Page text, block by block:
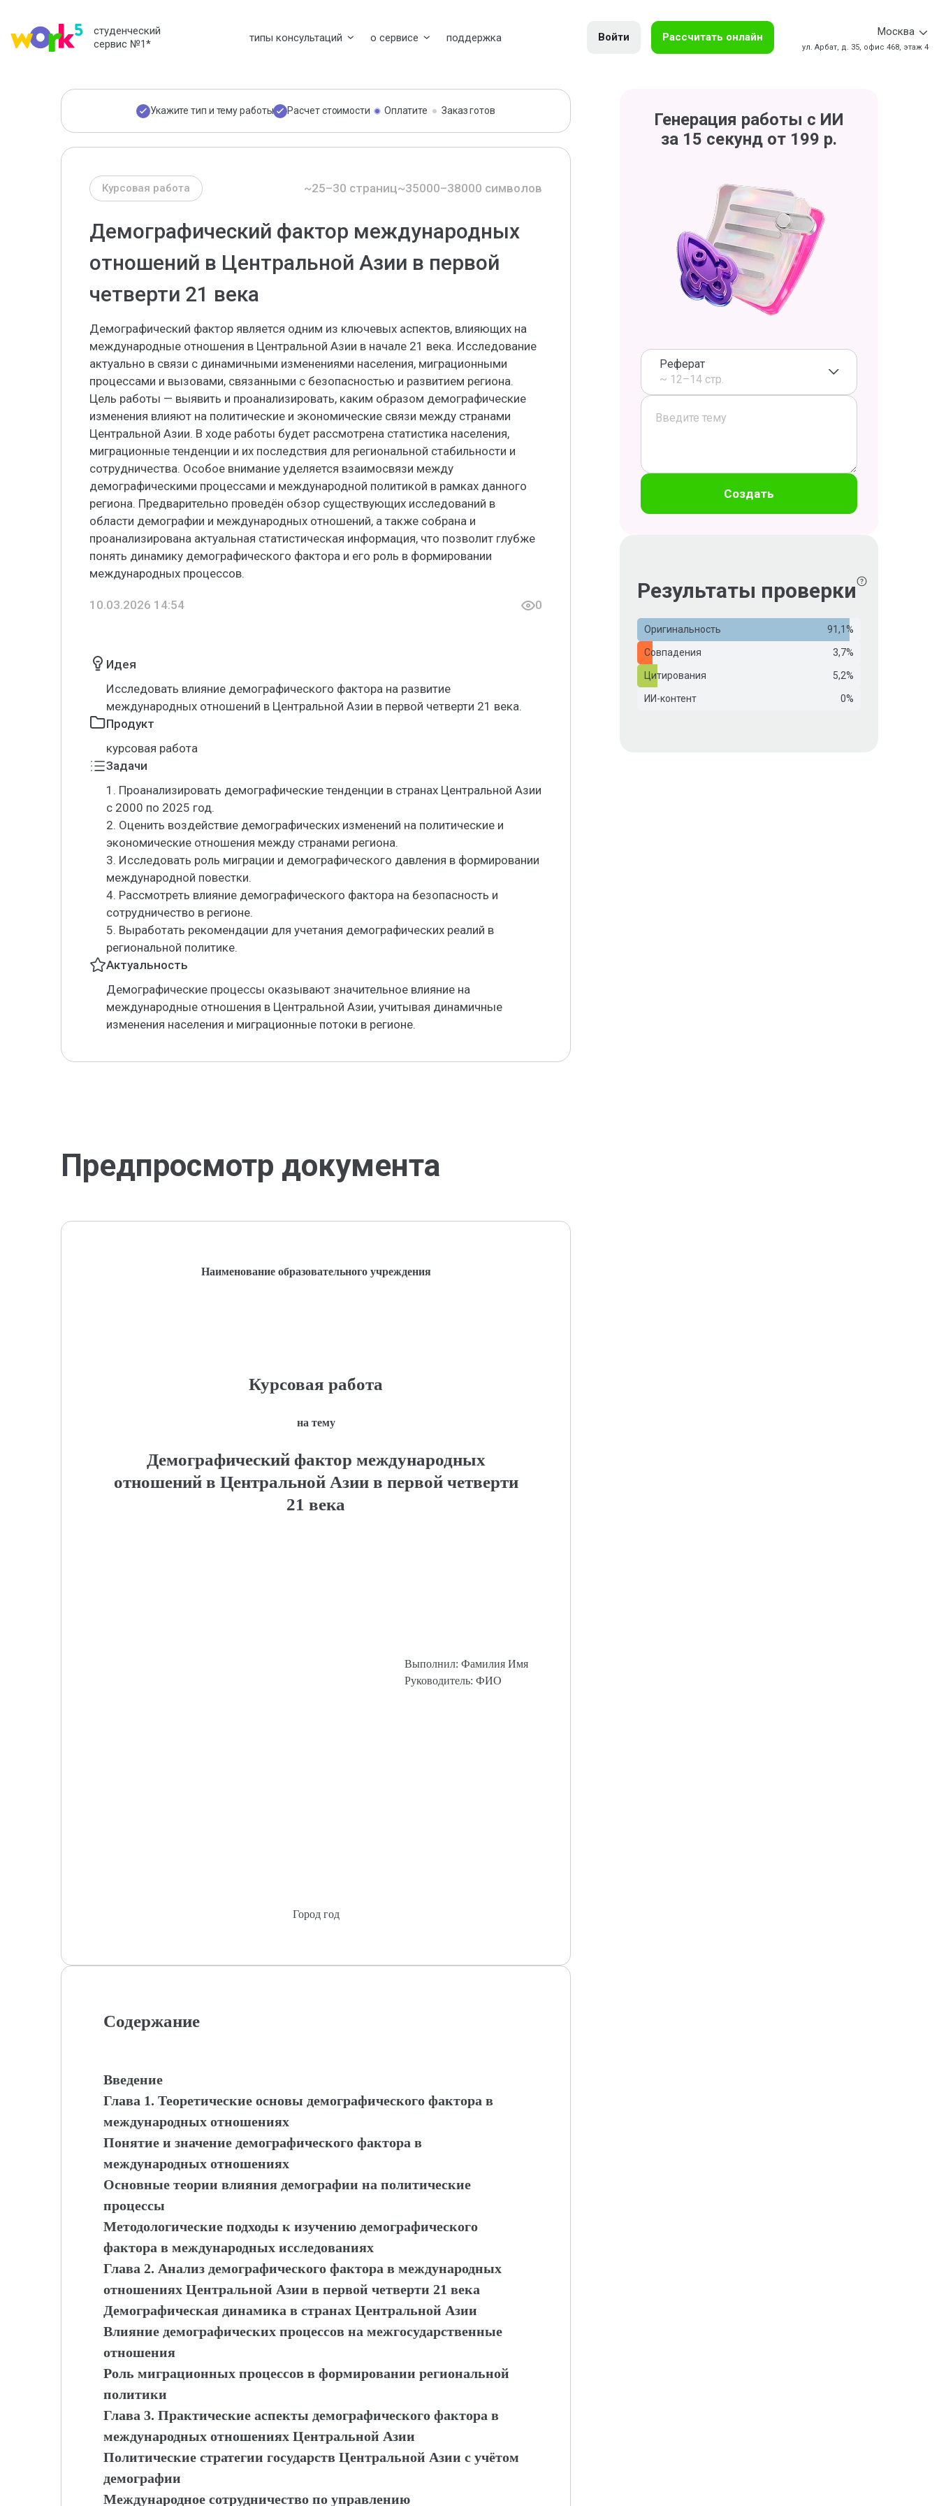
студенческий
сервис №1* типы консультаций о сервисе поддержка Войти Рассчитать онлайн Москва
ул. Арбат, д. 35, офис 468, этаж 4
Укажите тип и тему работы Расчет стоимости Оплатите Заказ готов
Курсовая работа ~25–30 страниц~35000–38000 символов
Демографический фактор международных
отношений в Центральной Азии в первой
четверти 21 века
Демографический фактор является одним из ключевых аспектов, влияющих на
международные отношения в Центральной Азии в начале 21 века. Исследование
актуально в связи с динамичными изменениями населения, миграционными
процессами и вызовами, связанными с безопасностью и развитием региона.
Цель работы — выявить и проанализировать, каким образом демографические
изменения влияют на политические и экономические связи между странами
Центральной Азии. В ходе работы будет рассмотрена статистика населения,
миграционные тенденции и их последствия для региональной стабильности и
сотрудничества. Особое внимание уделяется взаимосвязи между
демографическими процессами и международной политикой в рамках данного
региона. Предварительно проведён обзор существующих исследований в
области демографии и международных отношений, а также собрана и
проанализирована актуальная статистическая информация, что позволит глубже
понять динамику демографического фактора и его роль в формировании
международных процессов.
10.03.2026 14:54 0
Идея
Исследовать влияние демографического фактора на развитие
международных отношений в Центральной Азии в первой четверти 21 века.
Продукт
курсовая работа
Задачи
1. Проанализировать демографические тенденции в странах Центральной Азии
с 2000 по 2025 год.
2. Оценить воздействие демографических изменений на политические и
экономические отношения между странами региона.
3. Исследовать роль миграции и демографического давления в формировании
международной повестки.
4. Рассмотреть влияние демографического фактора на безопасность и
сотрудничество в регионе.
5. Выработать рекомендации для учетания демографических реалий в
региональной политике.
Актуальность
Демографические процессы оказывают значительное влияние на
международные отношения в Центральной Азии, учитывая динамичные
изменения населения и миграционные потоки в регионе.
Предпросмотр документа
Наименование образовательного учреждения
Курсовая работа
на тему
Демографический фактор международных
отношений в Центральной Азии в первой четверти
21 века
Выполнил: Фамилия Имя
Руководитель: ФИО
Город год
Содержание
Введение
Глава 1. Теоретические основы демографического фактора в
международных отношениях
Понятие и значение демографического фактора в
международных отношениях
Основные теории влияния демографии на политические
процессы
Методологические подходы к изучению демографического
фактора в международных исследованиях
Глава 2. Анализ демографического фактора в международных
отношениях Центральной Азии в первой четверти 21 века
Демографическая динамика в странах Центральной Азии
Влияние демографических процессов на межгосударственные
отношения
Роль миграционных процессов в формировании региональной
политики
Глава 3. Практические аспекты демографического фактора в
международных отношениях Центральной Азии
Политические стратегии государств Центральной Азии с учётом
демографии
Международное сотрудничество по управлению
Генерация работы с ИИ
за 15 секунд от 199 р.
Реферат
~ 12–14 стр.
Создать
Результаты проверки
Оригинальность 91,1%
Совпадения 3,7%
Цитирования 5,2%
ИИ-контент 0%